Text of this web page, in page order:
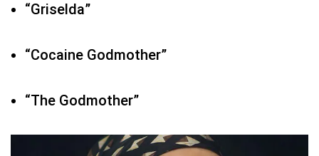
“Griselda”
“Cocaine Godmother”
“The Godmother”